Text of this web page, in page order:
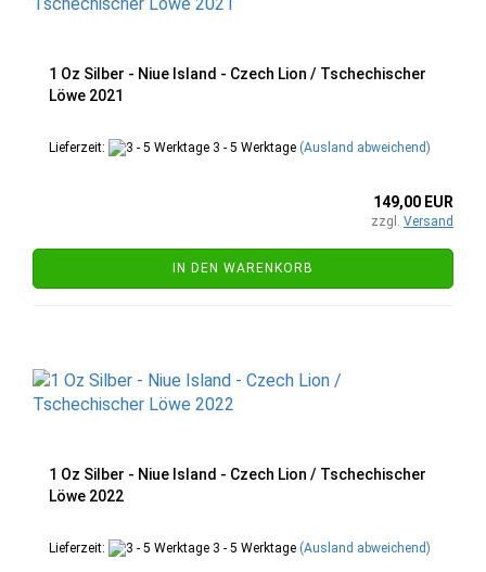
1 Oz Silber - Niue Island - Czech Lion / Tschechischer
Löwe 2021
Lieferzeit: 3 - 5 Werktage (Ausland abweichend)
149,00 EUR
zzgl. Versand
IN DEN WARENKORB
1 Oz Silber - Niue Island - Czech Lion / Tschechischer
Löwe 2022
Lieferzeit: 3 - 5 Werktage (Ausland abweichend)